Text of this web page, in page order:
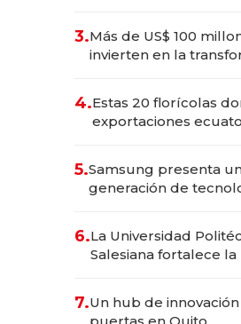
3.Más de US$ 100
invierten en la
4.Estas 20 florícolas
exportaciones
5.Samsung presenta
generación de
6.La Universidad
Salesiana fortalece
7.Un hub de
puertas en Quito